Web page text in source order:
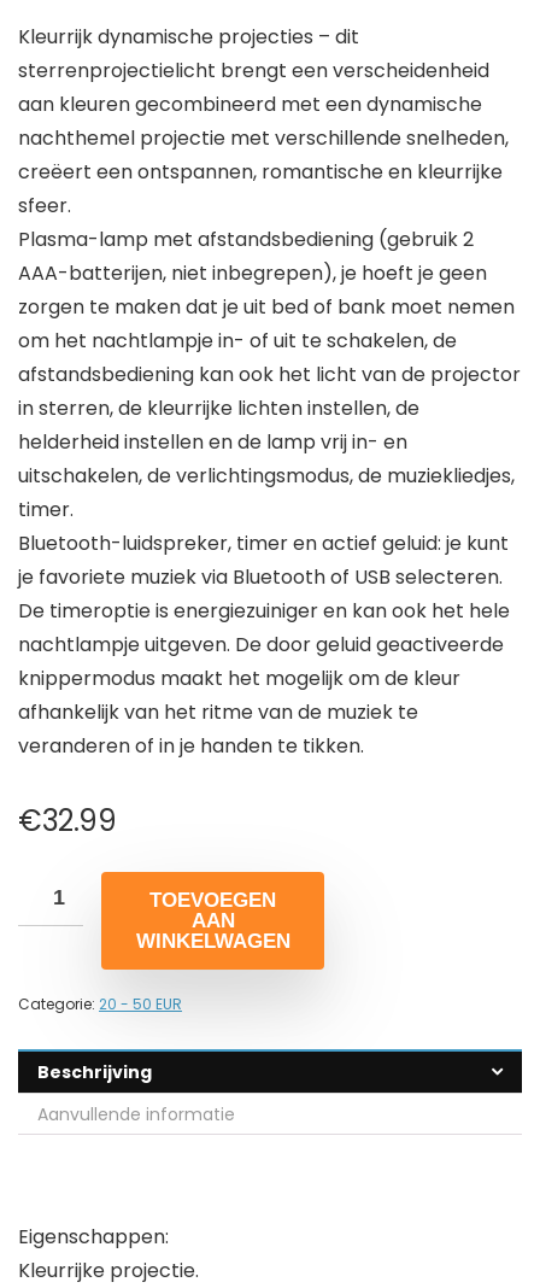
Kleurrijk dynamische projecties – dit
sterrenprojectielicht brengt een verscheidenheid
aan kleuren gecombineerd met een dynamische
nachthemel projectie met verschillende snelheden,
creëert een ontspannen, romantische en kleurrijke
sfeer.
Plasma-lamp met afstandsbediening (gebruik 2
AAA-batterijen, niet inbegrepen), je hoeft je geen
zorgen te maken dat je uit bed of bank moet nemen
om het nachtlampje in- of uit te schakelen, de
afstandsbediening kan ook het licht van de projector
in sterren, de kleurrijke lichten instellen, de
helderheid instellen en de lamp vrij in- en
uitschakelen, de verlichtingsmodus, de muziekliedjes,
timer.
Bluetooth-luidspreker, timer en actief geluid: je kunt
je favoriete muziek via Bluetooth of USB selecteren.
De timeroptie is energiezuiniger en kan ook het hele
nachtlampje uitgeven. De door geluid geactiveerde
knippermodus maakt het mogelijk om de kleur
afhankelijk van het ritme van de muziek te
veranderen of in je handen te tikken.
€32.99
TOEVOEGEN
AAN
WINKELWAGEN
Categorie: 20 - 50 EUR
Beschrijving
Aanvullende informatie
Eigenschappen:
Kleurrijke projectie.